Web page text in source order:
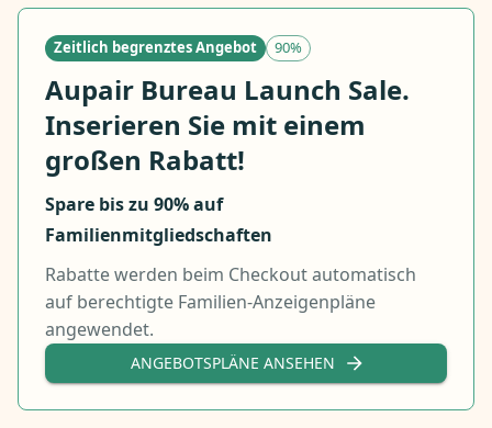
Zeitlich begrenztes Angebot 90%
Aupair Bureau Launch Sale.
Inserieren Sie mit einem
großen Rabatt!
Spare bis zu 90% auf
Familienmitgliedschaften
Rabatte werden beim Checkout automatisch
auf berechtigte Familien-Anzeigenpläne
angewendet.
ANGEBOTSPLÄNE ANSEHEN